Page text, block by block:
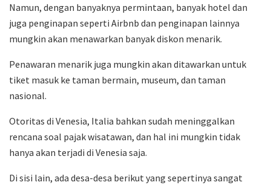
Namun, dengan banyaknya permintaan, banyak hotel dan
juga penginapan seperti Airbnb dan penginapan lainnya
mungkin akan menawarkan banyak diskon menarik.
Penawaran menarik juga mungkin akan ditawarkan untuk
tiket masuk ke taman bermain, museum, dan taman
nasional.
Otoritas di Venesia, Italia bahkan sudah meninggalkan
rencana soal pajak wisatawan, dan hal ini mungkin tidak
hanya akan terjadi di Venesia saja.
Di sisi lain, ada desa-desa berikut yang sepertinya sangat